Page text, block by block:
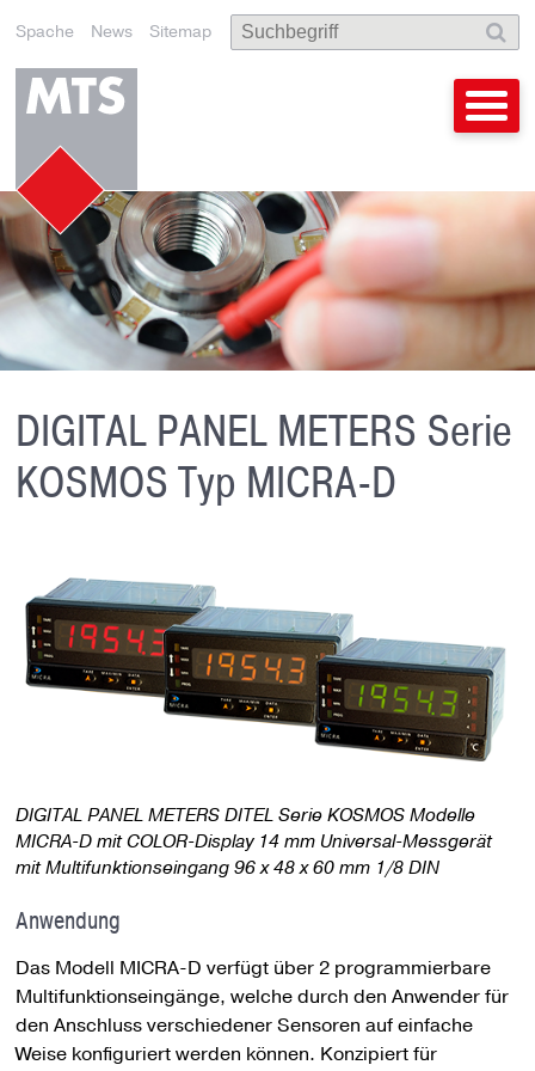
Spache News Sitemap
DIGITAL PANEL METERS Serie
KOSMOS Typ MICRA-D
DIGITAL PANEL METERS DITEL Serie KOSMOS Modelle
MICRA-D mit COLOR-Display 14 mm Universal-Messgerät
mit Multifunktionseingang96 x 48 x 60 mm 1/8 DIN
Anwendung
Das Modell MICRA-D verfügt über 2 programmierbare
Multifunktionseingänge, welche durch den Anwender für
den Anschluss verschiedener Sensoren auf einfache
Weise konfiguriert werden können. Konzipiert für